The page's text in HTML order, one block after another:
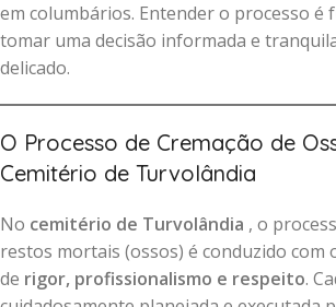
em columbários. Entender o processo é
tomar uma decisão informada e
delicado.
O Processo de Cremação de
Cemitério de Turvolândia
No cemitério de Turvolândia , o
restos mortais (ossos) é conduzido com
de rigor, profissionalismo e respeito.